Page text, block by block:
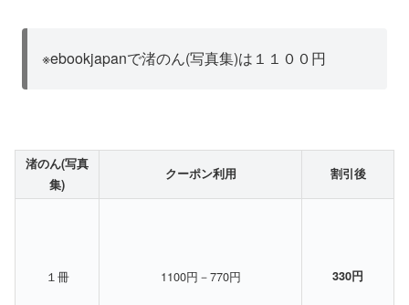
※ebookjapanで渚のん(写真集)は１１００円
渚のん(写真
集)
クーポン利用 割引後
１冊 1100円－770円 330円